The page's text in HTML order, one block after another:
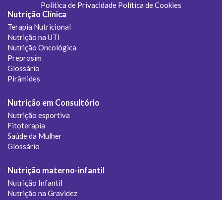
Política de Privacidade Política de Cookies
Nutrição Clínica
Terapia Nutricional
Nutrição na UTI
Nutrição Oncológica
Preprosim
Glossário
Pirâmides
Nutrição em Consultório
Nutrição esportiva
Fitoterapia
Saúde da Mulher
Glossário
Nutrição materno-infantil
Nutrição Infantil
Nutrição na Gravidez